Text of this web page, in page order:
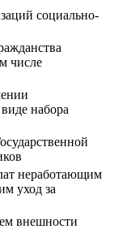
социально-
числе
набора
неработающим
уход за
внешности